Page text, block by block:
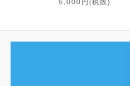
6,000円(税抜)